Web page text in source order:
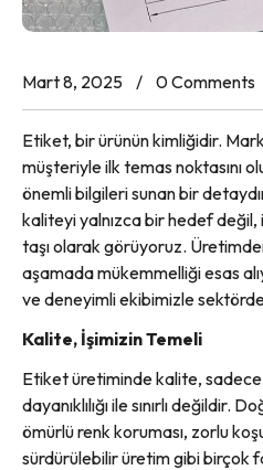
Mart 8, 2025 0 Comments
Etiket, bir ürünün kimliğidir.
müşteriyle ilk temas noktasını
önemli bilgileri sunan bir
kaliteyi yalnızca bir hedef değil,
taşı olarak görüyoruz.
aşamada mükemmelliği esas
ve deneyimli ekibimizle
Kalite, İşimizin Temeli
Etiket üretiminde kalite,
dayanıklılığı ile sınırlı değildir.
ömürlü renk koruması, zorlu
sürdürülebilir üretim gibi birçok